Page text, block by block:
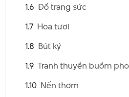
1.6 Đồ trang sức
1.7 Hoa tươi
1.8 Bút ký
1.9 Tranh thuyền buồm
1.10 Nến thơm